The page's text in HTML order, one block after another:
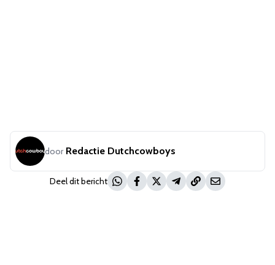
door Redactie Dutchcowboys
Deel dit bericht